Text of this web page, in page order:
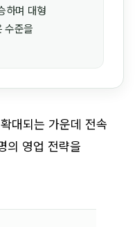
하며 대형
수준을
대되는 가운데 전속
의 영업 전략을